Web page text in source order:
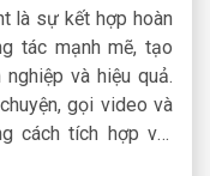
là sự kết hợp hoàn
tác mạnh mẽ, tạo
và hiệu quả.
gọi video và
cách tích hợp với